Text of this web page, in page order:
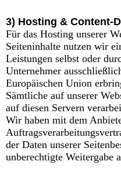
3) Hosting & Content-
Für das Hosting unserer
Seiteninhalte nutzen wir
Leistungen selbst oder
Unternehmer
Europäischen Union
Sämtliche auf unserer
auf diesen Servern
Wir haben mit dem
der Daten unserer
unberechtigte Weitergabe